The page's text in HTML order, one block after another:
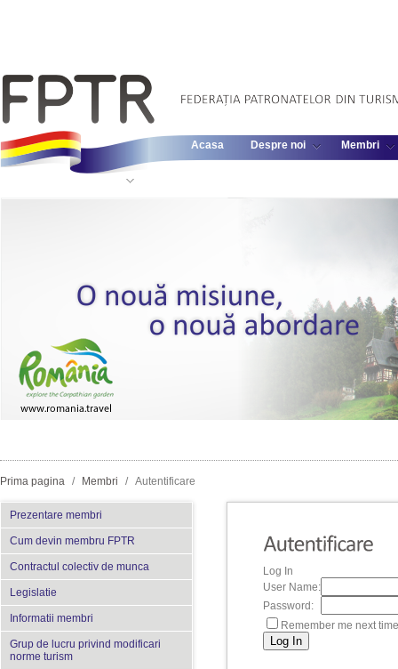
Acasa Despre noi Membri
Prima pagina / Membri / Autentificare
Prezentare membri
Cum devin membru FPTR
Contractul colectiv de munca
Legislatie
Informatii membri
Grup de lucru privind modificari
norme turism
Log In
User Name:
Password:
Remember me next